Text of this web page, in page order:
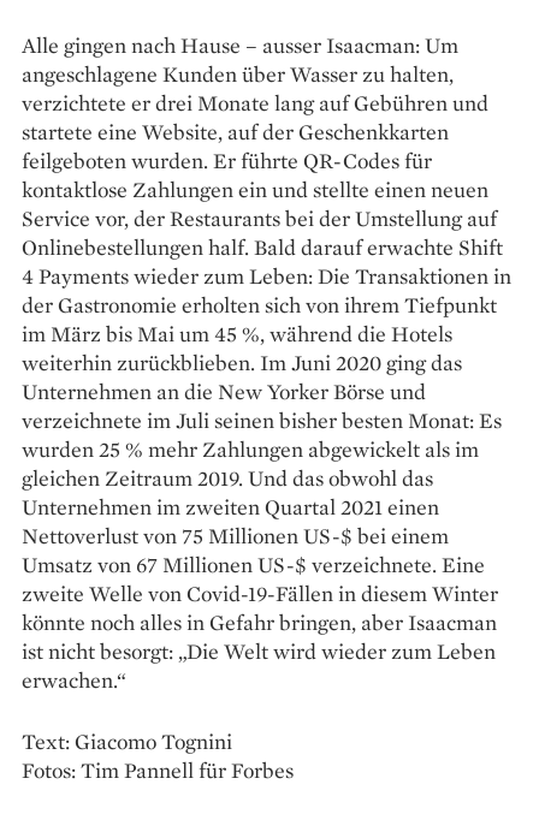
Alle gingen nach Hause – ausser Isaacman: Um
angeschlagene Kunden über Wasser zu halten,
verzichtete er drei Monate lang auf Gebühren und
startete eine Website, auf der Geschenkkarten
feilgeboten wurden. Er führte QR-Codes für
kontaktlose Zahlungen ein und stellte einen neuen
Service vor, der Restaurants bei der Umstellung auf
Onlinebestellungen half. Bald darauf erwachte Shift
4 Payments wieder zum Leben: Die Transaktionen in
der Gastronomie erholten sich von ihrem Tiefpunkt
im März bis Mai um 45 %, während die Hotels
weiterhin zurückblieben. Im Juni 2020 ging das
Unternehmen an die New Yorker Börse und
verzeichnete im Juli seinen bisher besten Monat: Es
wurden 25 % mehr Zahlungen abgewickelt als im
gleichen Zeitraum 2019. Und das obwohl das
Unternehmen im zweiten Quartal 2021 einen
Nettoverlust von 75 Millionen US-$ bei einem
Umsatz von 67 Millionen US-$ verzeichnete. Eine
zweite Welle von Covid-19-Fällen in diesem Winter
könnte noch alles in Gefahr bringen, aber Isaacman
ist nicht besorgt: „Die Welt wird wieder zum Leben
erwachen.“
Text: Giacomo Tognini
Fotos: Tim Pannell für Forbes